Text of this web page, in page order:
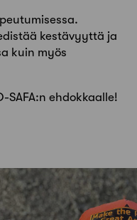
kestävyyttä ja
kuin myös
SAFA:n ehdokkaalle!